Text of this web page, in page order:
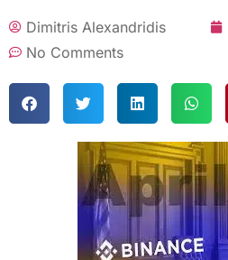
Dimitris Alexandridis
No Comments